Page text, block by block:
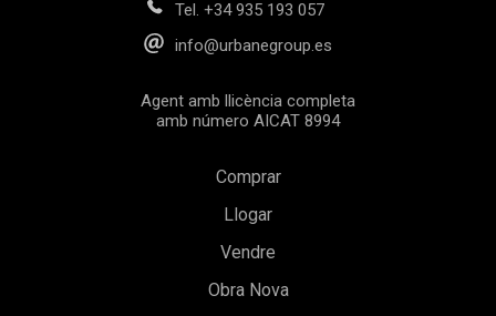
Tel. +34 935 193 057
info@urbanegroup.es
Agent amb llicència completa
amb número AICAT 8994
Comprar
Llogar
Vendre
Obra Nova